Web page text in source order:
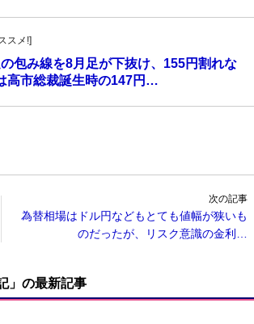
スメ!]
包み線を8月足が下抜け、155円割れな
高市総裁誕生時の147円…
次の記事
為替相場はドル円などもとても値幅が狭いも
のだったが、リスク意識の金利…
」の最新記事